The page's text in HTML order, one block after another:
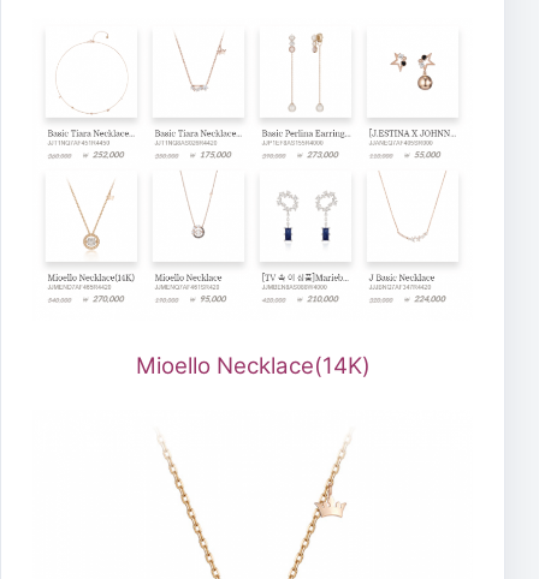
Mioello Necklace(14K)